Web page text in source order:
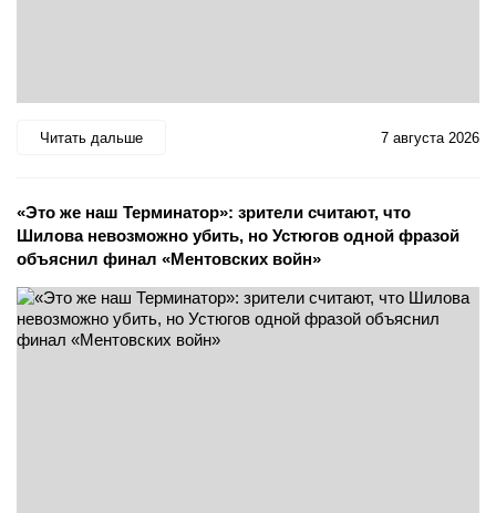
Читать дальше 7 августа 2026
«Это же наш Терминатор»: зрители считают, что
Шилова невозможно убить, но Устюгов одной фразой
объяснил финал «Ментовских войн»